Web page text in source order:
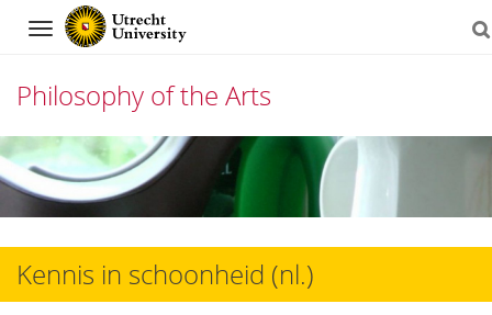
Navigation
Philosophy of the Arts
Skip
to
Kennis in schoonheid (nl.)